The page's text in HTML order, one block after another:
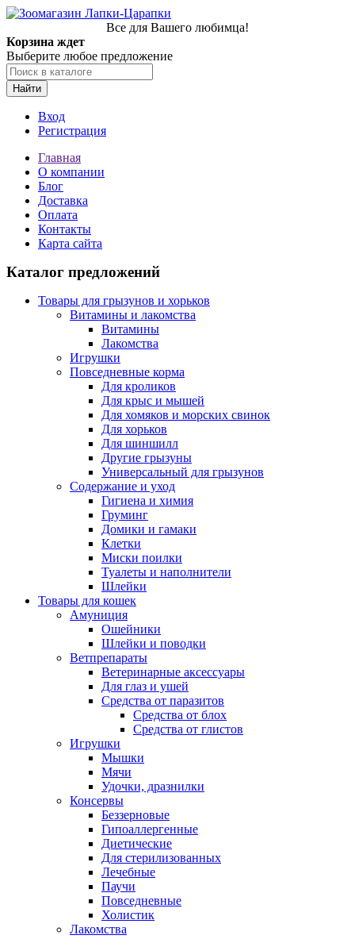
Все для Вашего любимца!
Корзина ждет
Выберите любое предложение
Найти
Вход
Регистрация
Главная
О компании
Блог
Доставка
Оплата
Контакты
Карта сайта
Каталог предложений
Товары для грызунов и хорьков
Витамины и лакомства
Витамины
Лакомства
Игрушки
Повседневные корма
Для кроликов
Для крыс и мышей
Для хомяков и морских свинок
Для хорьков
Для шиншилл
Другие грызуны
Универсальный для грызунов
Содержание и уход
Гигиена и химия
Груминг
Домики и гамаки
Клетки
Миски поилки
Туалеты и наполнители
Шлейки
Товары для кошек
Амуниция
Ошейники
Шлейки и поводки
Ветпрепараты
Ветеринарные аксессуары
Для глаз и ушей
Средства от паразитов
Средства от блох
Средства от глистов
Игрушки
Мышки
Мячи
Удочки, дразнилки
Консервы
Беззерновые
Гипоаллергенные
Диетические
Для стерилизованных
Лечебные
Паучи
Повседневные
Холистик
Лакомства